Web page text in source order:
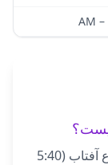
–
امروز ساعات سیاره‌ای در Vienna از طلوع آفتاب (5:40